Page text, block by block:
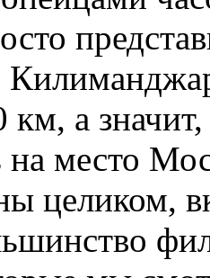
км, а
на место
целиком,